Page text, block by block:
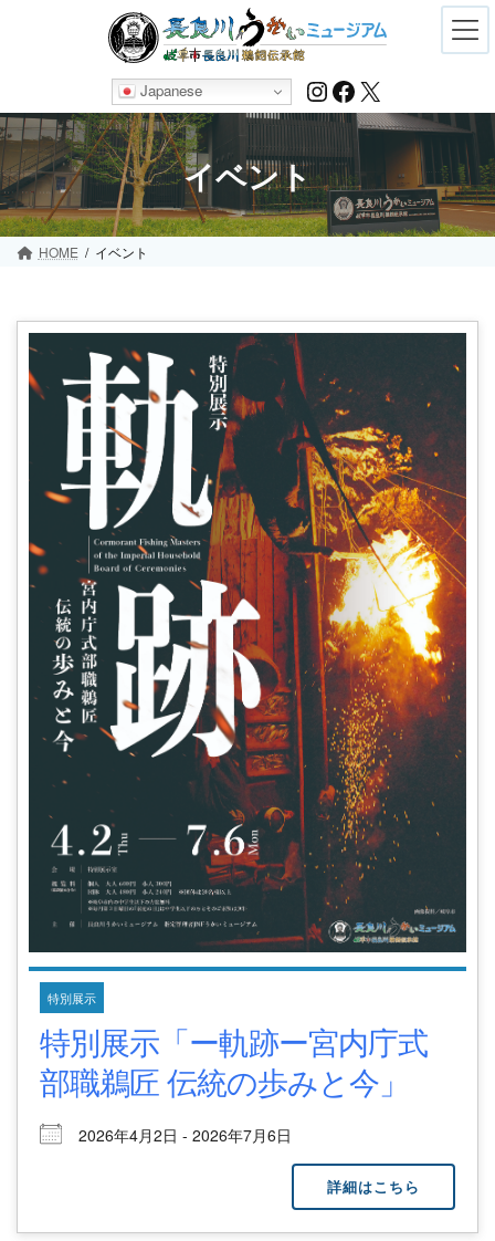
Japanese Instagram
Facebook
X
イベント
HOME イベント
特別展示
特別展示「ー軌跡ー宮内庁式
部職鵜匠 伝統の歩みと今」
2026年4月2日 - 2026年7月6日
詳細はこちら